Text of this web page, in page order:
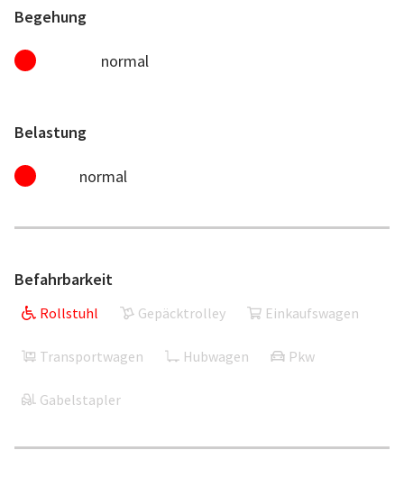
Begehung
normal
Belastung
normal
Befahrbarkeit
Rollstuhl Gepäcktrolley Einkaufswagen
Transportwagen Hubwagen Pkw
Gabelstapler